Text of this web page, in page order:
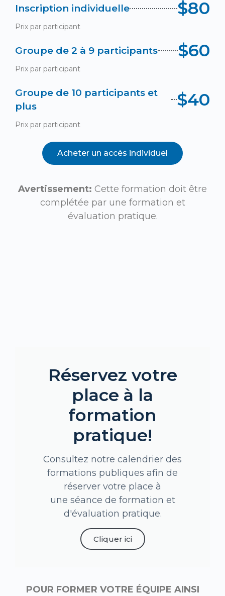
Inscription individuelle $80
Prix par participant
Groupe de 2 à 9 participants $60
Prix par participant
Groupe de 10 participants et
plus
$40
Prix par participant
Acheter un accès individuel
Avertissement: Cette formation doit être
complétée par une formation et
évaluation pratique.
Réservez votre
place à la
formation
pratique!
Consultez notre calendrier des
formations publiques afin de
réserver votre place à
une séance de formation et
d'évaluation pratique.
Cliquer ici
POUR FORMER VOTRE ÉQUIPE AINSI